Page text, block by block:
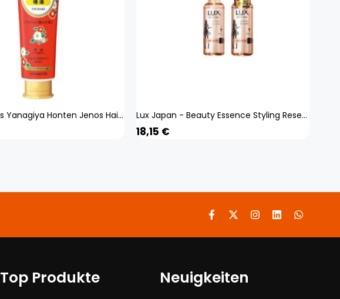
Beauty Abies Yanagiya Honten Jenos Hair Cream (Camellia) 140g Other Hair Creams Styling Products Spread an appropriate amount on palm of hand and apply evenly to h Lux Japan - Beauty Essence Styling Reset Water 190ml
18,15 €
Top Produkte Neuigkeiten